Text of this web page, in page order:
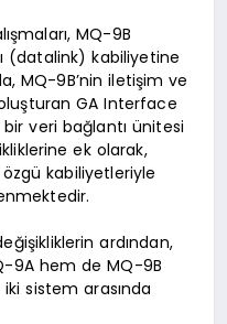
MQ-9B
(datalink) kabiliyetine
MQ-9B’nin iletişim ve
GA Interface
veri bağlantı ünitesi
ek olarak,
özgü kabiliyetleriyle
ardından,
9A hem de MQ-9B
sistem arasında